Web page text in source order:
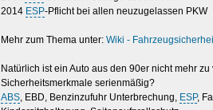
2014 ESP-Pflicht bei allen neuzugelassen PKW
Mehr zum Thema unter: Wiki -
Natürlich ist ein Auto aus den 90er nicht mehr
Sicherheitsmerkmale serienmäßig?
ABS, EBD, Benzinzufuhr Unterbrechung, ESP,